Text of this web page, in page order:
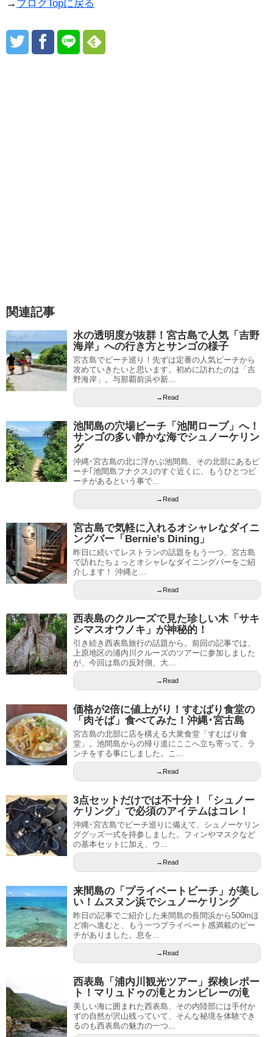
→ ブログTopに戻る
関連記事
水の透明度が抜群！宮古島で人気「吉野
海岸」への行き方とサンゴの様子
宮古島でビーチ巡り！先ずは定番の人気ビーチから
攻めていきたいと思います。初めに訪れたのは「吉
野海岸」。与那覇前浜や新...
→Read
池間島の穴場ビーチ「池間ロープ」へ！
サンゴの多い静かな海でシュノーケリン
グ
沖縄･宮古島の北に浮かぶ池間島、その北部にあるビ
ーチ｢池間島フナクス｣のすぐ近くに、もうひとつビ
ーチがあるという事で...
→Read
宮古島で気軽に入れるオシャレなダイニ
ングバー「Bernie’s Dining」
昨日に続いてレストランの話題をもう一つ、宮古島
で訪れたちょっとオシャレなダイニングバーをご紹
介します！ 沖縄と...
→Read
西表島のクルーズで見た珍しい木「サキ
シマスオウノキ」が神秘的！
引き続き西表島旅行の話題から。前回の記事では、
上原地区の浦内川クルーズのツアーに参加しました
が、今回は島の反対側、大...
→Read
価格が2倍に値上がり！すむばり食堂の
「肉そば」食べてみた！沖縄･宮古島
宮古島の北部に店を構える大衆食堂「すむばり食
堂」。池間島からの帰り道にここへ立ち寄って、ラ
ンチをする事にしました。こ...
→Read
3点セットだけでは不十分！「シュノー
ケリング」で必須のアイテムはコレ！
沖縄･宮古島でビーチ巡りに備えて、シュノーケリン
ググッズ一式を持参しました。フィンやマスクなど
の基本セットに加え、ウ...
→Read
来間島の「プライベートビーチ」が美し
い！ムスヌン浜でシュノーケリング
昨日の記事でご紹介した来間島の長間浜から500mほ
ど南へ進むと、もう一つプライベート感満載のビー
チがありました。息を...
→Read
西表島「浦内川観光ツアー」探検レポー
ト！マリュドゥの滝とカンビレーの滝
美しい海に囲まれた西表島、その内陸部には手付か
ずの自然が沢山残っていて、そんな秘境を体験でき
るのも西表島の魅力の一つ...